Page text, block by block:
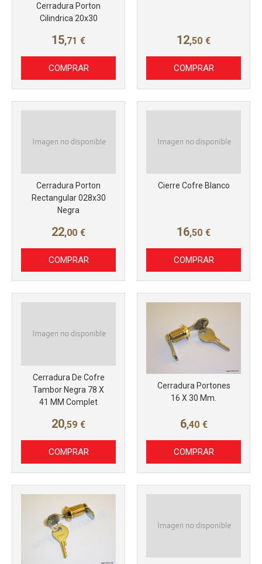
Cerradura Porton
Cilindrica 20x30
15,71 €
COMPRAR
12,50 €
COMPRAR
Cerradura Porton
Rectangular 028x30
Negra
22,00 €
COMPRAR
Cierre Cofre Blanco
16,50 €
COMPRAR
Cerradura De Cofre
Tambor Negra 78 X
41 MM Complet
20,59 €
COMPRAR
Cerradura Portones
16 X 30 Mm.
6,40 €
COMPRAR
Más info